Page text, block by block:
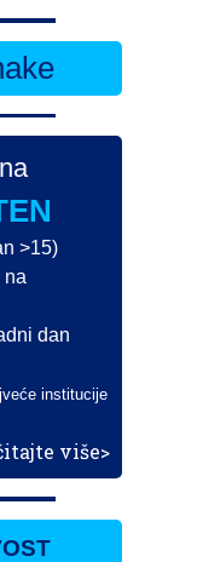
>15)
na
dan
institucije
više>